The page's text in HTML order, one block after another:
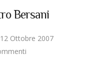
Bersani
12 Ottobre 2007